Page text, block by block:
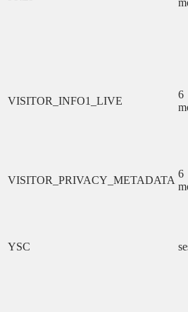
VISITOR_INFO1_LIVE
6
VISITOR_PRIVACY_METADATA
6
YSC